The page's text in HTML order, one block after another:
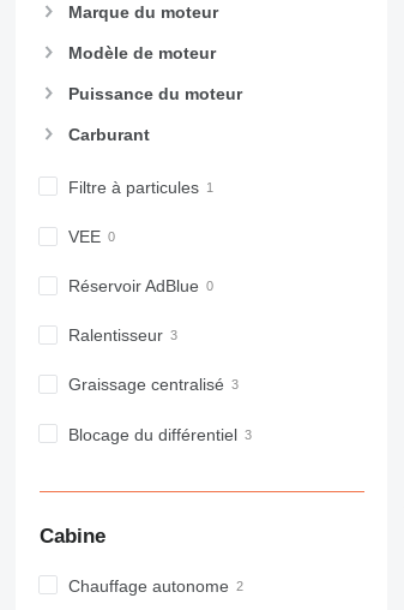
Marque du moteur
Modèle de moteur
Puissance du moteur
Carburant
Filtre à particules
VEE
Réservoir AdBlue
Ralentisseur
Graissage centralisé
Blocage du différentiel
Cabine
Chauffage autonome